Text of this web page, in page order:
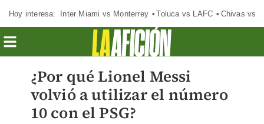
Hoy interesa: Inter Miami vs Monterrey Toluca vs LAFC Chivas vs
¿Por qué Lionel Messi
volvió a utilizar el número
10 con el PSG?